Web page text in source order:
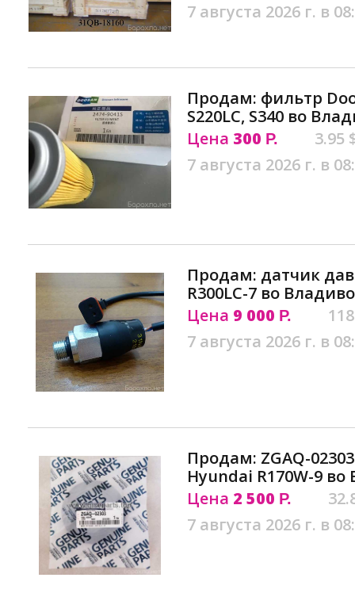
7 августа 2026 г. в
Продам: фильтр
S220LC, S340 во
Цена 300 Р.
3.95
7 августа 2026 г. в
Продам: датчик
R300LC-7 во
Цена 9 000 Р.
7 августа 2026 г. в
Продам: ZGAQ-
Hyundai R170W-9
Цена 2 500 Р.
7 августа 2026 г. в